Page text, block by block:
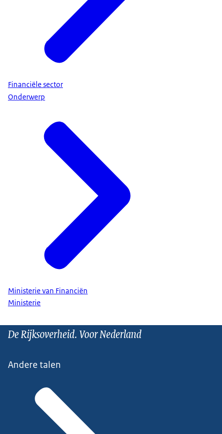
Financiële sector
Onderwerp
Ministerie van Financiën
Ministerie
De Rijksoverheid. Voor Nederland
Andere talen